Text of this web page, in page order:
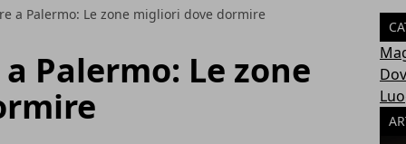
a Palermo: Le zone migliori dove dormire
Palermo: Le zone